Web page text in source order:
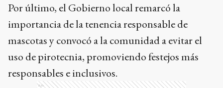
Por último, el Gobierno local remarcó la
importancia de la tenencia responsable de
mascotas y convocó a la comunidad a evitar el
uso de pirotecnia, promoviendo festejos más
responsables e inclusivos.
Ads